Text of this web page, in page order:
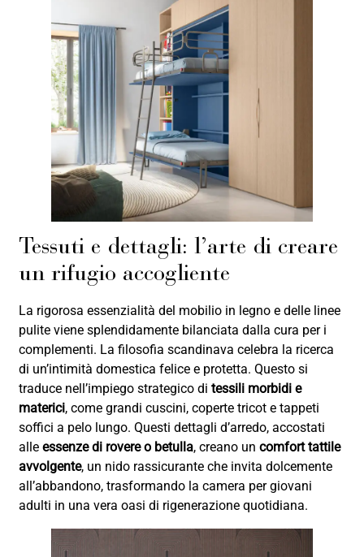
Tessuti e dettagli: l’arte di creare
un rifugio accogliente
La rigorosa essenzialità del mobilio in legno e delle linee
pulite viene splendidamente bilanciata dalla cura per i
complementi. La filosofia scandinava celebra la ricerca
di un’intimità domestica felice e protetta. Questo si
traduce nell’impiego strategico ditessili morbidi e
materici, come grandi cuscini, coperte tricot e tappeti
soffici a pelo lungo. Questi dettagli d’arredo, accostati
alleessenze di rovere o betulla, creano uncomfort tattile
avvolgente, un nido rassicurante che invita dolcemente
all’abbandono, trasformando la camera per giovani
adulti in una vera oasi di rigenerazione quotidiana.